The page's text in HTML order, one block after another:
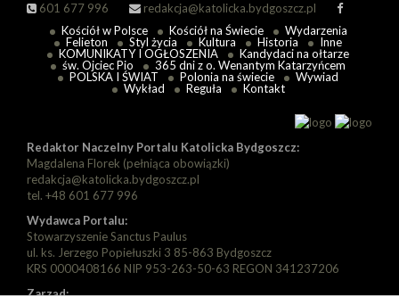
601 677 996
redakcja@katolicka.bydgoszcz.pl
Kościół w Polsce Kościół na Świecie
Wydarzenia
Felieton
Styl życia Kultura Historia
Inne
KOMUNIKATY I OGŁOSZENIA
Kandydaci na ołtarze
św. Ojciec Pio
365 dni z o. Wenantym Katarzyńcem
POLSKA I ŚWIAT
Polonia na świecie
Wywiad
Wykład
Reguła Kontakt
Redaktor Naczelny Portalu Katolicka Bydgoszcz:
Magdalena Florek (pełniąca obowiązki)
redakcja@katolicka.bydgoszcz.pl
tel. +48 601 677 996
Wydawca Portalu:
Stowarzyszenie Sanctus Paulus
ul. ks. Jerzego Popiełuszki 3 85-863 Bydgoszcz
KRS 0000408166 NIP 953-263-50-63 REGON 341237206
Zarząd: